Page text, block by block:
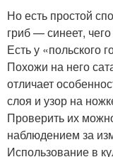
Но есть простой
гриб — синеет,
Есть у «польского
Похожи на него
отличает
слоя и узор на
Проверить их
наблюдением за
Использование в